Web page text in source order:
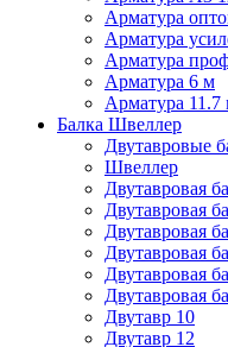
Арматура
Арматура
Арматура
Арматура 6 м
Арматура 11.7
Балка Швеллер
Двутавровые
Швеллер
Двутавровая
Двутавровая
Двутавровая
Двутавровая
Двутавровая
Двутавровая
Двутавр 10
Двутавр 12